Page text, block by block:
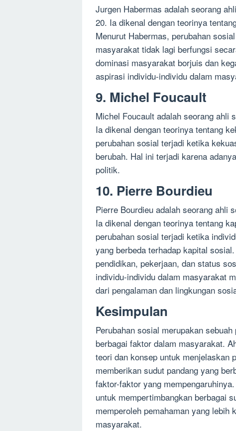
Jurgen Habermas adalah seorang
20. Ia dikenal dengan teorinya
Menurut Habermas, perubahan
masyarakat tidak lagi berfungsi
dominasi masyarakat borjuis dan
aspirasi individu-individu dalam
9. Michel Foucault
Michel Foucault adalah seorang ahli
Ia dikenal dengan teorinya tentang
perubahan sosial terjadi ketika
berubah. Hal ini terjadi karena
politik.
10. Pierre Bourdieu
Pierre Bourdieu adalah seorang ahli
Ia dikenal dengan teorinya tentang
perubahan sosial terjadi ketika
yang berbeda terhadap kapital
pendidikan, pekerjaan, dan status
individu-individu dalam masyarakat
dari pengalaman dan lingkungan
Kesimpulan
Perubahan sosial merupakan
berbagai faktor dalam masyarakat.
teori dan konsep untuk menjelaskan
memberikan sudut pandang yang
faktor-faktor yang
untuk mempertimbangkan berbagai
memperoleh pemahaman yang lebih
masyarakat.